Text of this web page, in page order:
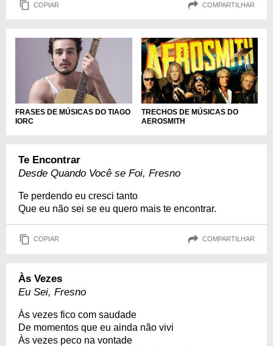
COPIAR COMPARTILHAR
FRASES DE MÚSICAS DO TIAGO
IORC
TRECHOS DE MÚSICAS DO
AEROSMITH
Te Encontrar
Desde Quando Você se Foi, Fresno
Te perdendo eu cresci tanto
Que eu não sei se eu quero mais te encontrar.
COPIAR COMPARTILHAR
Às Vezes
Eu Sei, Fresno
Às vezes fico com saudade
De momentos que eu ainda não vivi
Às vezes peco na vontade